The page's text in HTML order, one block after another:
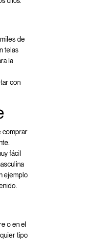
de
telas
la
con
comprar
fácil
ejemplo
o en el
tipo